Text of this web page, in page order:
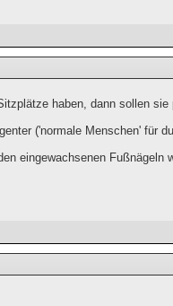
haben, dann sollen
('normale Menschen' für
eingewachsenen Fußnägeln